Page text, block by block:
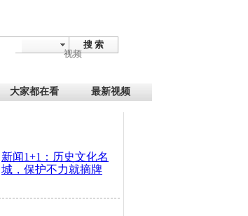
搜 索
视频
大家都在看 最新视频
新闻1+1：历史文化名
城，保护不力就摘牌